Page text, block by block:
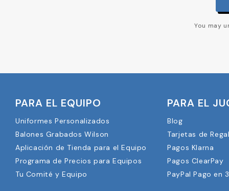
You may
PARA EL EQUIPO
Uniformes Personalizados
Balones Grabados Wilson
Aplicación de Tienda para el Equipo
Programa de Precios para Equipos
Tu Comité y Equipo
PARA EL
Blog
Tarjetas de
Pagos Klarna
Pagos ClearPay
PayPal Pago en 3